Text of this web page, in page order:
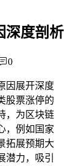
深度剖析
0
因展开深度
股票涨停的
，为区块链
，例如国家
拓展预期大
潜力，吸引